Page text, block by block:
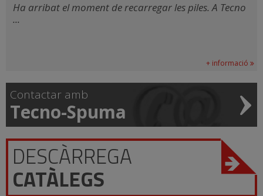
Ha arribat el moment de recarregar les piles. A Tecno
...
+ informació
Contactar amb
Tecno-Spuma
DESCÀRREGA
CATÀLEGS